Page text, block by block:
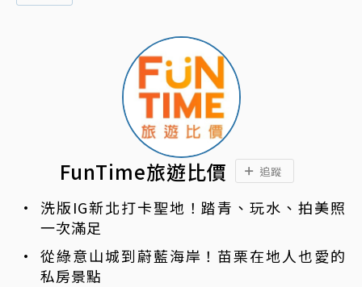
FunTime旅遊比價 追蹤
洗版IG新北打卡聖地！踏青、玩水、拍美照
一次滿足
從綠意山城到蔚藍海岸！苗栗在地人也愛的
私房景點